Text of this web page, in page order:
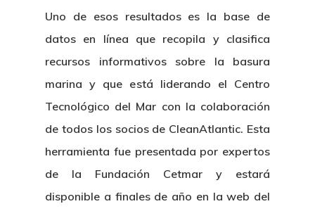
Uno de esos resultados es la base de
datos en línea que recopila y clasifica
recursos informativos sobre la basura
marina y que está liderando el Centro
Tecnológico del Mar con la colaboración
de todos los socios de CleanAtlantic. Esta
herramienta fue presentada por expertos
de la Fundación Cetmar y estará
disponible a finales de año en la web del